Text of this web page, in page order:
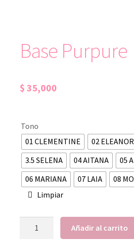
Base Purpure
$ 35,000
Tono
01 CLEMENTINE
02 ELEANOR
3.5 SELENA
04 AITANA
05
06 MARIANA
07 LAIA
08
Limpiar
Añadir al carrito